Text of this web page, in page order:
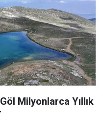
Milyonlarca Yıllık